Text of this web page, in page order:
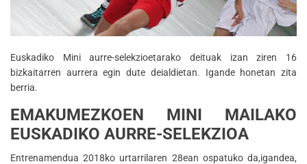
Euskadiko Mini aurre-selekzioetarako deituak izan ziren 16
bizkaitarren aurrera egin dute deialdietan. Igande honetan zita
berria.
EMAKUMEZKOEN MINI MAILAKO
EUSKADIKO AURRE-SELEKZIOA
Entrenamendua 2018ko urtarrilaren 28ean ospatuko da,igandea,